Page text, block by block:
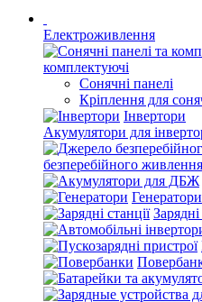
Електроживлення
комплектуючі
Сонячні панелі
Кріплення для
Інвертори
Акумулятори для
безперебійного живлення
Генератори
Зарядні